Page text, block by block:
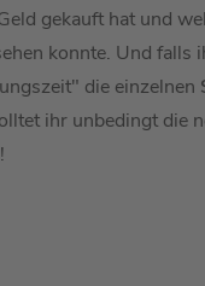
gekauft hat und
konnte. Und
die einzelnen
ihr unbedingt die